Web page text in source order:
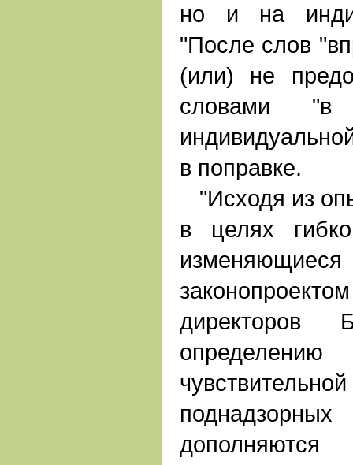
но и на
"После слов
(или) не
словами
в поправке.
"Исходя из
в целях
директоров